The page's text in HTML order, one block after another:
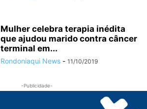
Mulher celebra terapia inédita
que ajudou marido contra câncer
terminal em...
Rondoniaqui News - 11/10/2019
-Publicidade-